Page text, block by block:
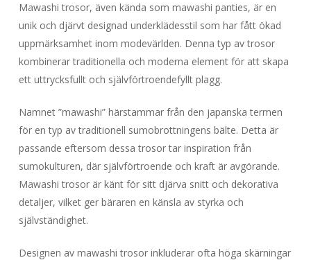
Mawashi trosor, även kända som mawashi panties, är en
unik och djärvt designad underklädesstil som har fått ökad
uppmärksamhet inom modevärlden. Denna typ av trosor
kombinerar traditionella och moderna element för att skapa
ett uttrycksfullt och självförtroendefyllt plagg.
Namnet ”mawashi” härstammar från den japanska termen
för en typ av traditionell sumobrottningens bälte. Detta är
passande eftersom dessa trosor tar inspiration från
sumokulturen, där självförtroende och kraft är avgörande.
Mawashi trosor är känt för sitt djärva snitt och dekorativa
detaljer, vilket ger bäraren en känsla av styrka och
självständighet.
Designen av mawashi trosor inkluderar ofta höga skärningar